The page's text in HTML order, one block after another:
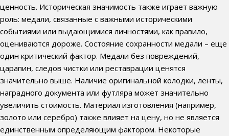
ценность. Историческая значимость также играет важную
роль: медали, связанные с важными историческими
событиями или выдающимися личностями, как правило,
оцениваются дороже. Состояние сохранности медали – еще
один критический фактор. Медали без повреждений,
царапин, следов чистки или реставрации ценятся
значительно выше. Наличие оригинальной колодки, ленты,
наградного документа или футляра может значительно
увеличить стоимость. Материал изготовления (например,
золото или серебро) также влияет на цену, но не является
единственным определяющим фактором. Некоторые